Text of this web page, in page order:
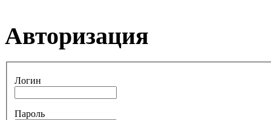
Авторизация
Логин
Пароль